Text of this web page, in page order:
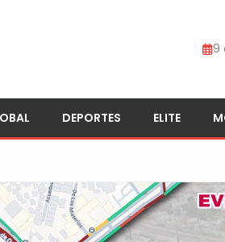
9
DEPORTES ELITE